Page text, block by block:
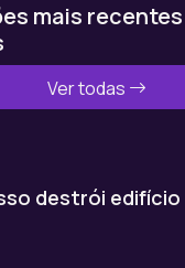
mais
Ver todas
destrói edifício